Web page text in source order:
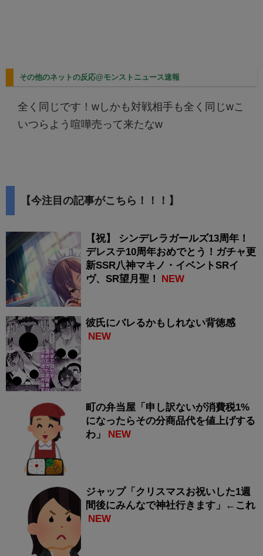
その他のネットの反応@モンストニュース速報
全く同じです！wしかも対戦相手も全く同じwこ
いつらよう喧嘩売って来たなw
【今注目の記事がこちら！！！】
【祝】 シンデレラガールズ13周年！
デレステ10周年おめでとう！ガチャ更
新SSR八神マキノ・イベントSRイ
ヴ、SR望月聖！
NEW
彼氏にバレるかもしれない背徳感
NEW
町の弁当屋「申し訳ないが消費税1%
になったらその分商品代を値上げする
わ」
NEW
ジャップ「クリスマスお祝いした1週
間後にみんなで神社行きます」←これ
NEW